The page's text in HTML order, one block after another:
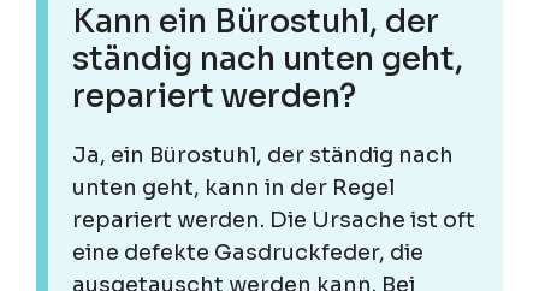
Kann ein Bürostuhl, der
ständig nach unten geht,
repariert werden?
Ja, ein Bürostuhl, der ständig nach
unten geht, kann in der Regel
repariert werden. Die Ursache ist oft
eine defekte Gasdruckfeder, die
ausgetauscht werden kann. Bei